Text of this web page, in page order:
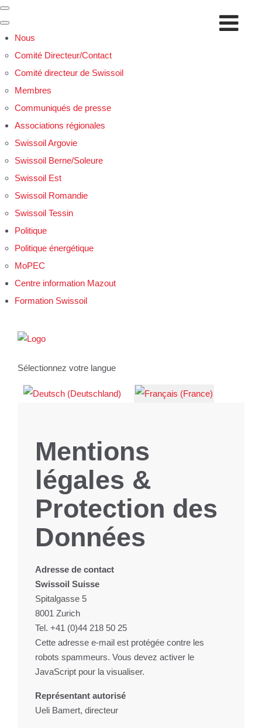
Nous
Comité Directeur/Contact
Comité directeur de Swissoil
Membres
Communiqués de presse
Associations régionales
Swissoil Argovie
Swissoil Berne/Soleure
Swissoil Est
Swissoil Romandie
Swissoil Tessin
Politique
Politique énergétique
MoPEC
Centre information Mazout
Formation Swissoil
Sélectionnez votre langue
Mentions
légales &
Protection des
Données
Adresse de contact
Swissoil Suisse
Spitalgasse 5
8001 Zurich
Tel. +41 (0)44 218 50 25
Cette adresse e-mail est protégée contre les
robots spammeurs. Vous devez activer le
JavaScript pour la visualiser.
Représentant autorisé
Ueli Bamert, directeur